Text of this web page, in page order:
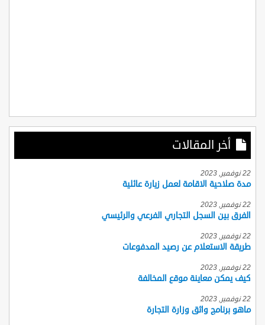
أخر المقالات
22 نوفمبر, 2023
مدة صلاحية الاقامة لعمل زيارة عائلية
22 نوفمبر, 2023
الفرق بين السجل التجاري الفرعي والرئيسي
22 نوفمبر, 2023
طريقة الاستعلام عن رصيد المدفوعات
22 نوفمبر, 2023
كيف يمكن معاينة موقع المخالفة
22 نوفمبر, 2023
ماهو برنامج واثق وزارة التجارة